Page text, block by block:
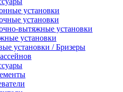
установки
установки
вытяжные установки
установки
установки / Бризеры